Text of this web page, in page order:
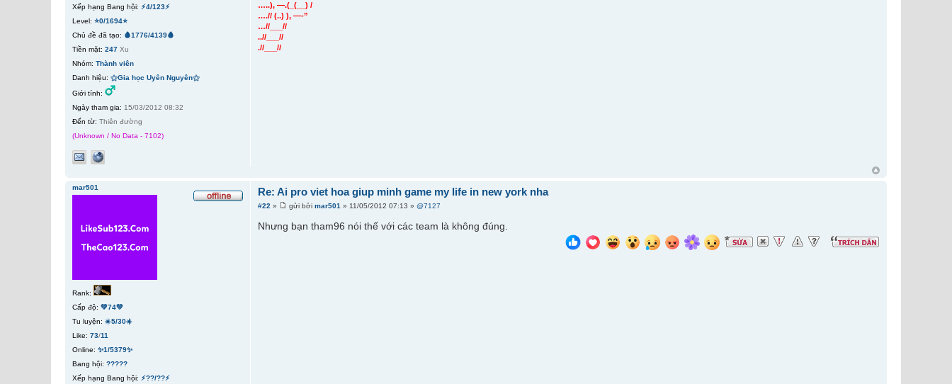
…..), —.(_(__) /
….// (..) ), —-”
…//___//
..//___//
.//___//
Xếp hạng Bang hội: ⚡4/123⚡
Level: ⭐0/1694⭐
Chủ đề đã tạo: 🩸1776/4139🩸
Tiền mặt: 247 Xu
Nhóm: Thành viên
Danh hiệu: ⚝Gia học Uyên Nguyên⚝
Giới tính:
Ngày tham gia: 15/03/2012 08:32
Đến từ: Thiên đường
(Unknown / No Data - 7102)
Re: Ai pro viet hoa giup minh game my life in new york nha
#22 » gửi bởimar501 » 11/05/2012 07:13 »@7127
Nhưng bạn tham96 nói thế với các team là không đúng.
mar501
Rank:
Cấp độ: 💚74💚
Tu luyện: ☀️5/30☀️
Like: 73/11
Online: ✨1/5379✨
Bang hội: ?????
Xếp hạng Bang hội: ⚡??/??⚡